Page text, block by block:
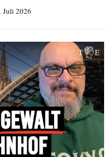
Juli 2026